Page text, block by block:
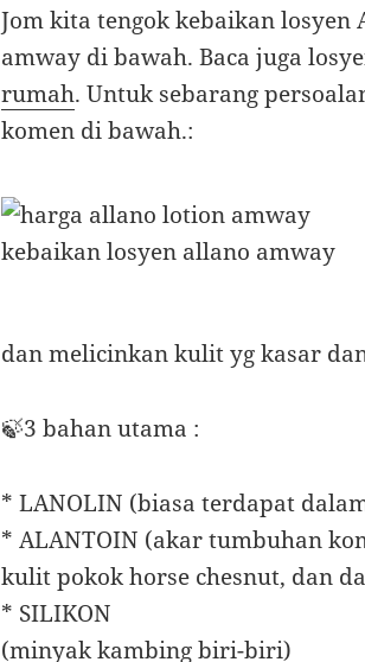
Jom kita tengok kebaikan
amway di bawah. Baca juga
rumah. Untuk sebarang
komen di bawah.:
dan melicinkan kulit yg kasar
🍃3 bahan utama :
* LANOLIN (biasa terdapat
* ALANTOIN (akar tumbuhan
kulit pokok horse chesnut, dan
* SILIKON
(minyak kambing biri-biri)